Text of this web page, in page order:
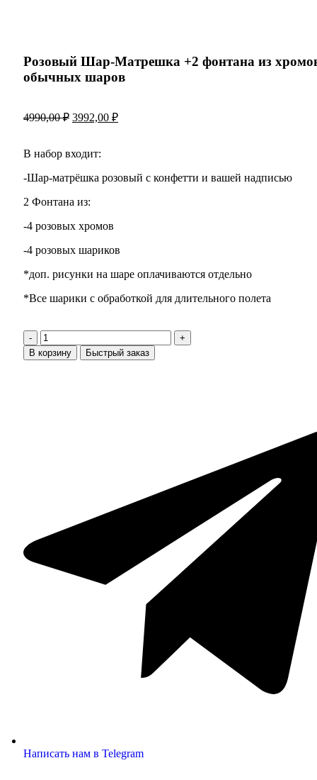
Розовый Шар-Матрешка +2 фонтана из
обычных шаров
4990,00₽ 3992,00 ₽
В набор входит:
-Шар-матрёшка розовый с конфетти и вашей надписью
2 Фонтана из:
-4 розовых хромов
-4 розовых шариков
*доп. рисунки на шаре оплачиваются отдельно
*Все шарики с обработкой для длительного полета
В корзину Быстрый заказ
Написать нам в Telegram